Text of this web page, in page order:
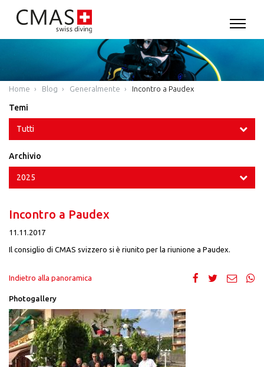
Home Blog Generalmente Incontro a Paudex
Temi
Tutti
Archivio
2025
Incontro a Paudex
11.11.2017
Il consiglio di CMAS svizzero si è riunito per la riunione a Paudex.
Indietro alla panoramica
Photogallery